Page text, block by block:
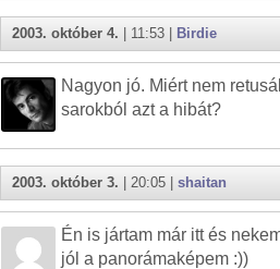
2003. október 4. | 11:53 | Birdie
Nagyon jó. Miért nem
sarokból azt a hibát?
2003. október 3. | 20:05 | shaitan
Én is jártam már itt és
jól a panorámaképem :))